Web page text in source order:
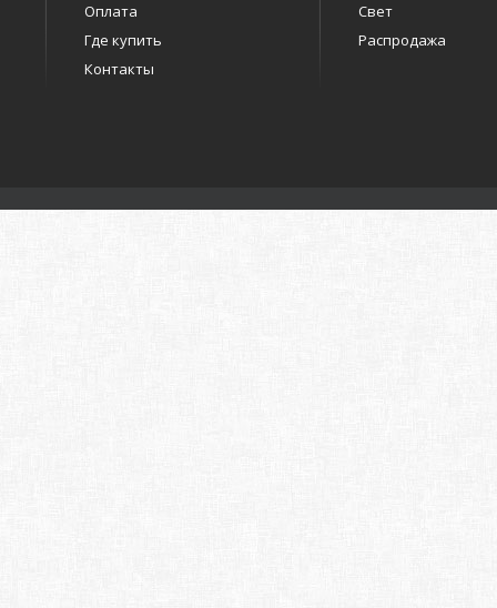
Оплата
Где купить
Контакты
Свет
Распродажа